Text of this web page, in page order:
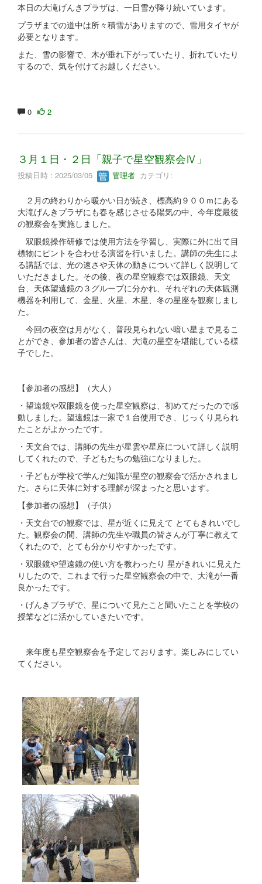
本日の大滝げんきプラザは、一日雪が降り続いています。
プラザまでの道中は所々積雪がありますので、雪用タイヤが
必要となります。
また、雪の影響で、木が垂れ下がっていたり、折れていたり
するので、気を付けてお越しください。
0 2
３月１日・２日「親子で星空観察会Ⅳ」
投稿日時 : 2025/03/05 管理者 カテゴリ:
２月の終わりから暖かい日が続き、標高約９００ｍにある
大滝げんきプラザにも春を感じさせる陽気の中、今年度最後
の観察会を実施しました。
双眼鏡操作研修では使用方法を学習し、実際に外に出て目
標物にピントを合わせる演習を行いました。講師の先生によ
る講話では、光の速さや天体の動きについて詳しく説明して
いただきました。その後、夜の星空観察では双眼鏡、天文
台、天体望遠鏡の３グループに分かれ、それぞれの天体観測
機器を利用して、金星、火星、木星、冬の星座を観察しまし
た。
今回の夜空は月がなく、普段見られない暗い星まで見るこ
とができ、参加者の皆さんは、大滝の星空を堪能している様
子でした。
【参加者の感想】（大人）
・望遠鏡や双眼鏡を使った星空観察は、初めてだったので感
動しました。望遠鏡は一家で１台使用でき、じっくり見られ
たことがよかったです。
・天文台では、講師の先生が星雲や星座について詳しく説明
してくれたので、子どもたちの勉強になりました。
・子どもが学校で学んだ知識が星空の観察会で活かされまし
た。さらに天体に対する理解が深まったと思います。
【参加者の感想】（子供）
・天文台での観察では、星が近くに見えて とてもきれいでし
た。観察会の間、講師の先生や職員の皆さんが丁寧に教えて
くれたので、とても分かりやすかったです。
・双眼鏡や望遠鏡の使い方を教わったり 星がきれいに見えた
りしたので、これまで行った星空観察会の中で、大滝が一番
良かったです。
・げんきプラザで、星について見たこと聞いたことを学校の
授業などに活かしていきたいです。
来年度も星空観察会を予定しております。楽しみにしてい
てください。